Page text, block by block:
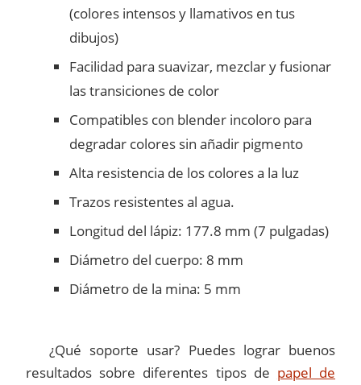
(colores intensos y llamativos en tus
dibujos)
Facilidad para suavizar, mezclar y fusionar
las transiciones de color
Compatibles con blender incoloro para
degradar colores sin añadir pigmento
Alta resistencia de los colores a la luz
Trazos resistentes al agua.
Longitud del lápiz: 177.8 mm (7 pulgadas)
Diámetro del cuerpo: 8 mm
Diámetro de la mina: 5 mm
¿Qué soporte usar? Puedes lograr buenos
resultados sobre diferentes tipos de papel de